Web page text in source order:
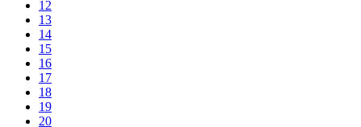
12
13
14
15
16
17
18
19
20